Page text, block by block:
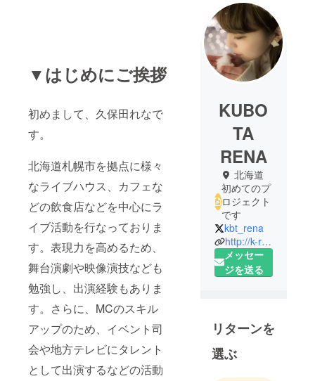
▼はじめにご挨拶
初めまして、久保田れなで
す。
北海道札幌市を拠点に様々
なライブハウス、カフェな
どの飲食店などを中心にラ
イブ活動を行なっておりま
す。表現力を高めるため、
舞台演劇や映像演技なども
勉強し、出演経験もありま
す。さらに、MCのスキル
アップのため、イベント司
会や地方テレビにタレント
として出演するなどの活動
KUBO
TA
RENA
北海道
初めてのプ
ロジェクト
です
kbt_rena
http://k-rmmk20.wixsite.com/rena-kbt
メッセー
ジを送る
リターンを
選ぶ